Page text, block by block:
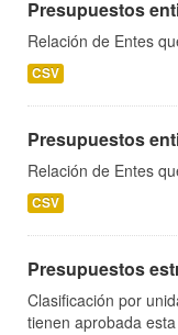
Presupuestos
Relación de Entes
CSV
Presupuestos
Relación de Entes
CSV
Presupuestos
Clasificación por
tienen aprobada